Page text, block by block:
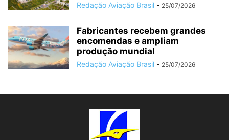
Redação Aviação Brasil - 25/07/2026
Fabricantes recebem grandes
encomendas e ampliam
produção mundial
Redação Aviação Brasil - 25/07/2026